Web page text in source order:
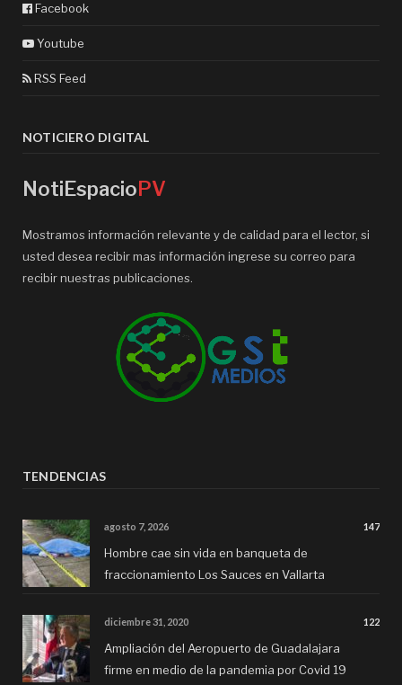
Facebook
Youtube
RSS Feed
NOTICIERO DIGITAL
NotiEspacio PV
Mostramos información relevante y de calidad para el lector, si
usted desea recibir mas información ingrese su correo para
recibir nuestras publicaciones.
TENDENCIAS
agosto 7, 2026 147
Hombre cae sin vida en banqueta de
fraccionamiento Los Sauces en Vallarta
diciembre 31, 2020 122
Ampliación del Aeropuerto de Guadalajara
firme en medio de la pandemia por Covid 19